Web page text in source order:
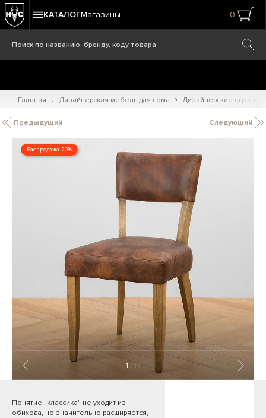
КАТАЛОГМагазины 0
Главная Дизайнерская мебель для дома Дизайнерские стулья
Предыдущий Следующий
Распродажа 20%
1 / 14
Понятие "классика" не уходит из
обихода, но значительно расширяется,